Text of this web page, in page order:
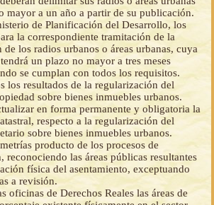
mayor a un año a partir de su publicación.
de Planificación del Desarrollo, los
la correspondiente tramitación de la
los radios urbanos o áreas urbanas, cuya
un plazo no mayor a tres meses
se cumplan con todos los requisitos.
los resultados de la regularización del
sobre bienes inmuebles urbanos.
en forma permanente y obligatoria la
respecto a la regularización del
sobre bienes inmuebles urbanos.
producto de los procesos de
reconociendo las áreas públicas resultantes
física del asentamiento, exceptuando
a revisión.
oficinas de Derechos Reales las áreas de